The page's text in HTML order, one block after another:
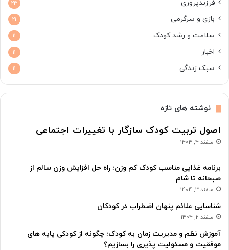
فرزندپروری 23
بازی و سرگرمی 21
سلامت و رشد کودک 11
اخبار 11
سبک زندگی 11
نوشته های تازه
اصول تربیت کودک سازگار با تغییرات اجتماعی
اسفند 4, 1404
برنامه غذایی مناسب کودک کم وزن؛ راه حل افزایش وزن سالم از
صبحانه تا شام
اسفند 3, 1404
شناسایی علائم پنهان اضطراب در کودکان
اسفند 2, 1404
آموزش نظم و مدیریت زمان به کودک؛ چگونه از کودکی پایه های
موفقیت و مسئولیت پذیری را بسازیم؟